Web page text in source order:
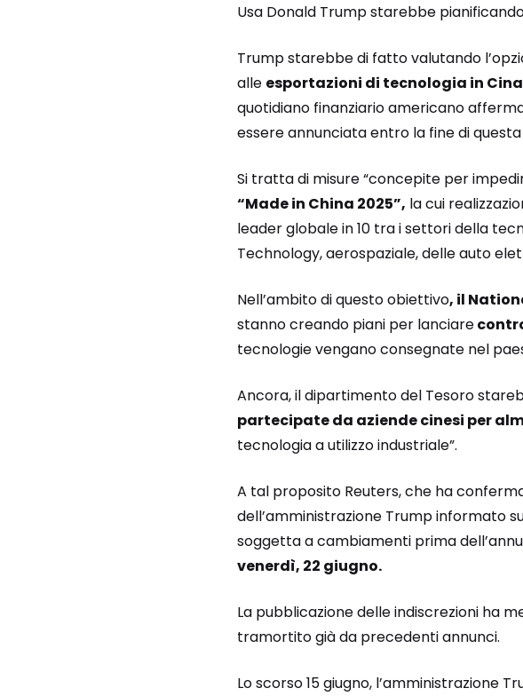
Usa Donald Trump starebbe
Trump starebbe di fatto valutando
alle esportazioni di tecnologia in
quotidiano finanziario americano
essere annunciata entro la fine di
Si tratta di misure “concepite per
“Made in China 2025”, la cui
leader globale in 10 tra i settori della
Technology, aerospaziale, delle auto
Nell’ambito di questo obiettivo, il
stanno creando piani per lanciare
tecnologie vengano consegnate nel
Ancora, il dipartimento del Tesoro
partecipate da aziende cinesi per
tecnologia a utilizzo industriale”.
A tal proposito Reuters, che ha
dell’amministrazione Trump informato
soggetta a cambiamenti prima
venerdì, 22 giugno.
La pubblicazione delle indiscrezioni ha
tramortito già da precedenti annunci.
Lo scorso 15 giugno, l’amministrazione